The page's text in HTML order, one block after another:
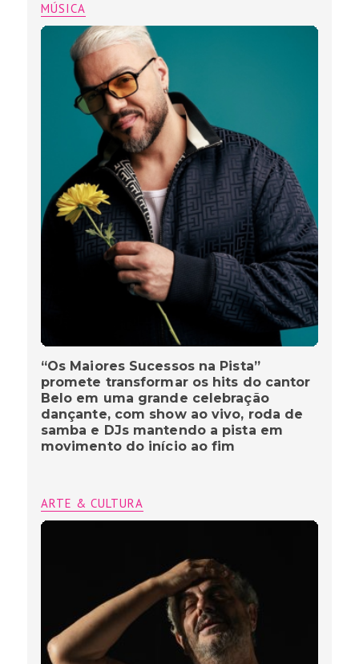
MÚSICA
“Os Maiores Sucessos na Pista”
promete transformar os hits do cantor
Belo em uma grande celebração
dançante, com show ao vivo, roda de
samba e DJs mantendo a pista em
movimento do início ao fim
ARTE & CULTURA